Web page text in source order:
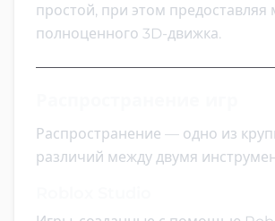
простой, при этом
полноценного 3D-движка.
Распространение — одно из
различий между двумя